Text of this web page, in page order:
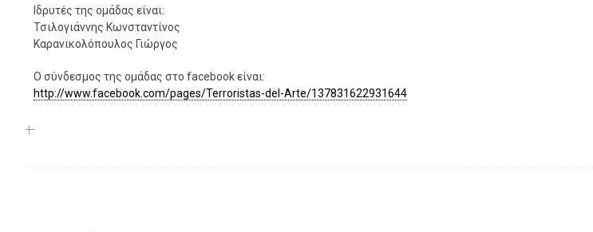
Ιδρυτές της ομάδας είναι:
Τσιλογιάννης Κωνσταντίνος
Καρανικολόπουλος Γιώργος
Ο σύνδεσμος της ομάδας στο facebook είναι:
http://www.facebook.com/pages/Terroristas-del-Arte/137831622931644